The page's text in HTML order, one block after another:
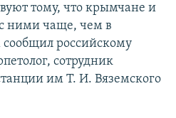
тому, что крымчане и
ними чаще, чем в
российскому
сотрудник
им Т. И. Вяземского